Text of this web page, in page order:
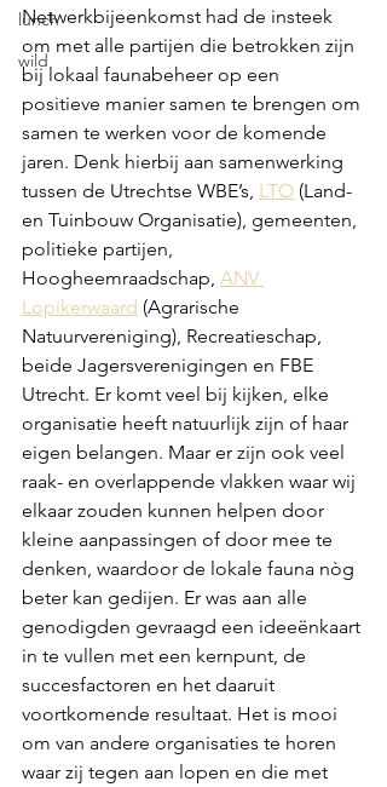
lunch
wild
Netwerkbijeenkomst had de insteek
om met alle partijen die betrokken zijn
bij lokaal faunabeheer op een
positieve manier samen te brengen om
samen te werken voor de komende
jaren. Denk hierbij aan samenwerking
tussen de Utrechtse WBE’s, LTO (Land-
en Tuinbouw Organisatie), gemeenten,
politieke partijen,
Hoogheemraadschap, ANV
Lopikerwaard (Agrarische
Natuurvereniging), Recreatieschap,
beide Jagersverenigingen en FBE
Utrecht. Er komt veel bij kijken, elke
organisatie heeft natuurlijk zijn of haar
eigen belangen. Maar er zijn ook veel
raak- en overlappende vlakken waar wij
elkaar zouden kunnen helpen door
kleine aanpassingen of door mee te
denken, waardoor de lokale fauna nòg
beter kan gedijen. Er was aan alle
genodigden gevraagd een ideeënkaart
in te vullen met een kernpunt, de
succesfactoren en het daaruit
voortkomende resultaat. Het is mooi
om van andere organisaties te horen
waar zij tegen aan lopen en die met